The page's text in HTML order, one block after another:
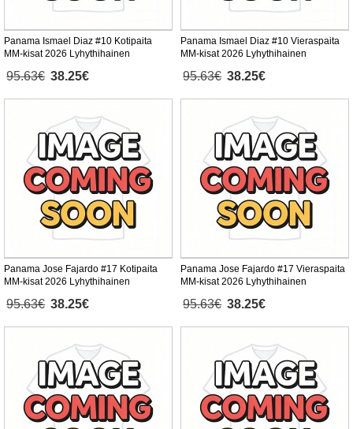
Panama Ismael Diaz #10 Kotipaita
MM-kisat 2026 Lyhythihainen
95.63€ 38.25€
Panama Ismael Diaz #10 Vieraspaita
MM-kisat 2026 Lyhythihainen
95.63€ 38.25€
Panama Jose Fajardo #17 Kotipaita
MM-kisat 2026 Lyhythihainen
95.63€ 38.25€
Panama Jose Fajardo #17 Vieraspaita
MM-kisat 2026 Lyhythihainen
95.63€ 38.25€